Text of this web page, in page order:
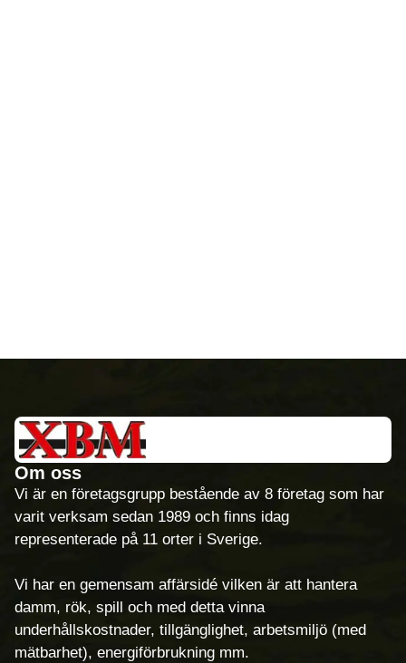
Om oss
Vi är en företagsgrupp bestående av 8 företag som har
varit verksam sedan 1989 och finns idag
representerade på 11 orter i Sverige.
Vi har en gemensam affärsidé vilken är att hantera
damm, rök, spill och med detta vinna
underhållskostnader, tillgänglighet, arbetsmiljö (med
mätbarhet), energiförbrukning mm.